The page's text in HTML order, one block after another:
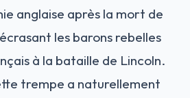
anglaise après la mort de
les barons rebelles
à la bataille de Lincoln.
trempe a naturellement